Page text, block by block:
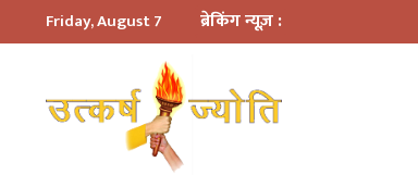
Friday, August 7 ब्रेकिंग न्यूज़ :